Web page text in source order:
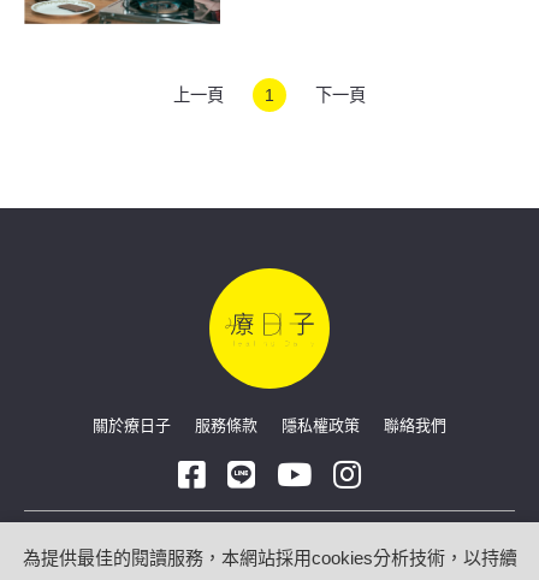
上一頁 1 下一頁
關於療日子 服務條款 隱私權政策 聯絡我們
Copyright © 2026 療日子 HealingDaily
為提供最佳的閱讀服務，本網站採用cookies分析技術，以持續